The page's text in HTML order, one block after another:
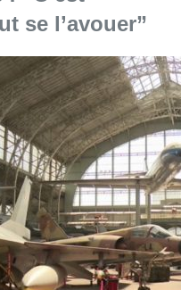
"À Bruxelles, le blocus
bras de la
brasserie
bruxellois